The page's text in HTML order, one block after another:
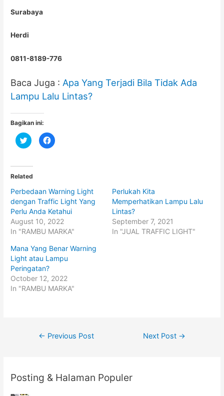
Surabaya
Herdi
0811-8189-776
Baca Juga : Apa Yang Terjadi Bila Tidak Ada
Lampu Lalu Lintas?
Bagikan ini:
C
l
t
o
s
a
r
e
o
n
T
w
i
r
O
p
e
n
C
l
h
a
r
e
o
n
F
a
c
b
o
o
O
p
e
w
Related
Perbedaan Warning Light
dengan Traffic Light Yang
Perlu Anda Ketahui
August 10, 2022
In "RAMBU MARKA"
Perlukah Kita
Memperhatikan Lampu Lalu
Lintas?
September 7, 2021
In "JUAL TRAFFIC LIGHT"
Mana Yang Benar Warning
Light atau Lampu
Peringatan?
October 12, 2022
In "RAMBU MARKA"
Post
← Previous Post Next Post →
Posting & Halaman Populer